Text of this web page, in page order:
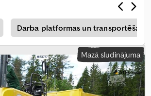
Darba platformas un
Mazā sludinājuma